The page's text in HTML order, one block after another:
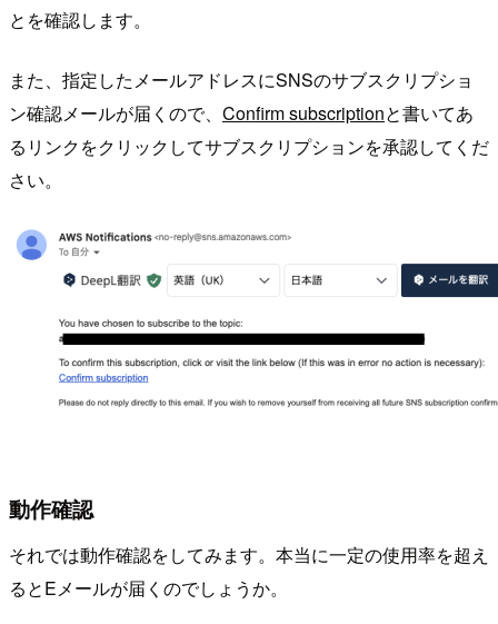
とを確認します。
また、指定したメールアドレスにSNSのサブスクリプショ
ン確認メールが届くので、 Confirm subscriptionと書いてあ
るリンクをクリックしてサブスクリプションを承認してくだ
さい。
動作確認
それでは動作確認をしてみます。本当に一定の使用率を超え
るとEメールが届くのでしょうか。